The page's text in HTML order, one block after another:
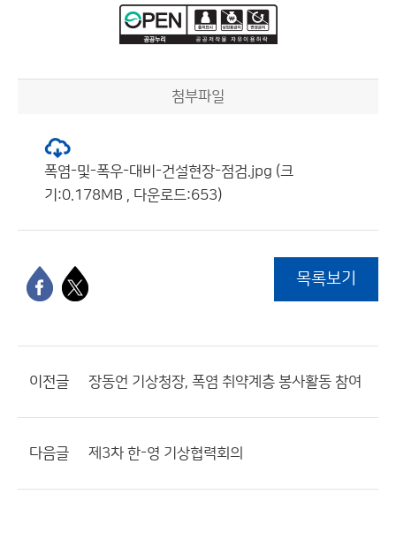
첨부파일
폭염-및-폭우-대비-건설현장-점검.jpg (크
기:0.178MB , 다운로드:653)
목록보기
이전글 장동언 기상청장, 폭염 취약계층 봉사활동 참여
다음글 제3차 한-영 기상협력회의